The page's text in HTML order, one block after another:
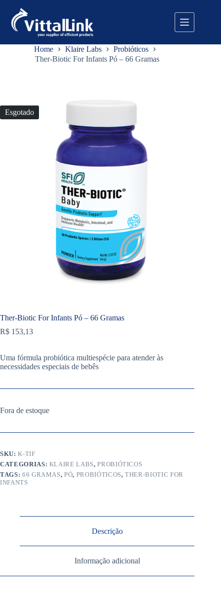
conteúdo
Home Klaire Labs
Probióticos
Ther-Biotic For Infants Pó – 66 Gramas
Esgotado
Ther-Biotic For Infants Pó – 66 Gramas
R$ 153,13
Uma fórmula probiótica multiespécie para atender às
necessidades especiais de bebês
Fora de estoque
SKU:K-TIF
CATEGORIAS: KLAIRE LABS,PROBIÓTICOS
TAGS: 66 GRAMAS,PÓ, PROBIÓTICOS,THER-BIOTIC FOR
INFANTS
Descrição
Informação adicional